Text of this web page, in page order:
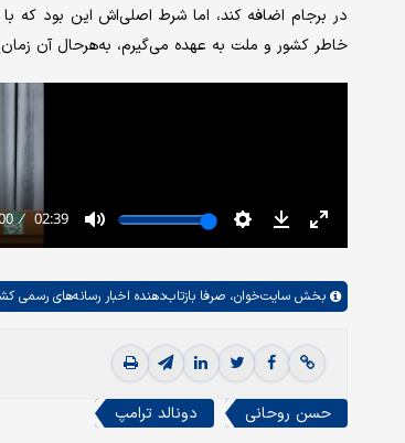
در برجام اضافه کند، اما شرط اصلی‌اش این بود که
خاطر کشور و ملت به عهده می‌گیرم، به‌هرحال آن
بخش سایت‌خوان، صرفا بازتاب‌دهنده اخبار رسانه‌های رسمی
حسن روحانی دونالد ترامپ